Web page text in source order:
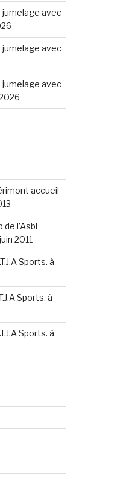
jumelage avec
jumelage avec
jumelage avec
accueil
de l’Asbl
2011
Sports. à
Sports. à
Sports. à